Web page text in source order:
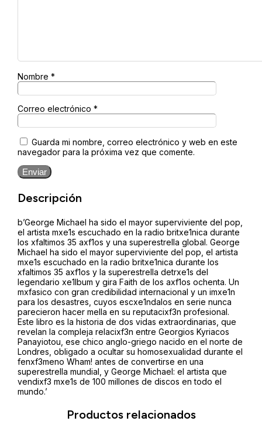
Nombre *
Correo electrónico *
Guarda mi nombre, correo electrónico y web en este
navegador para la próxima vez que comente.
Enviar
Descripción
b’George Michael ha sido el mayor superviviente del pop,
el artista mxe1s escuchado en la radio britxe1nica durante
los xfaltimos 35 axf1os y una superestrella global. George
Michael ha sido el mayor superviviente del pop, el artista
mxe1s escuchado en la radio britxe1nica durante los
xfaltimos 35 axf1os y la superestrella detrxe1s del
legendario xe1lbum y gira Faith de los axf1os ochenta. Un
mxfasico con gran credibilidad internacional y un imxe1n
para los desastres, cuyos escxe1ndalos en serie nunca
parecieron hacer mella en su reputacixf3n profesional.
Este libro es la historia de dos vidas extraordinarias, que
revelan la compleja relacixf3n entre Georgios Kyriacos
Panayiotou, ese chico anglo-griego nacido en el norte de
Londres, obligado a ocultar su homosexualidad durante el
fenxf3meno Wham! antes de convertirse en una
superestrella mundial, y George Michael: el artista que
vendixf3 mxe1s de 100 millones de discos en todo el
mundo.’
Productos relacionados